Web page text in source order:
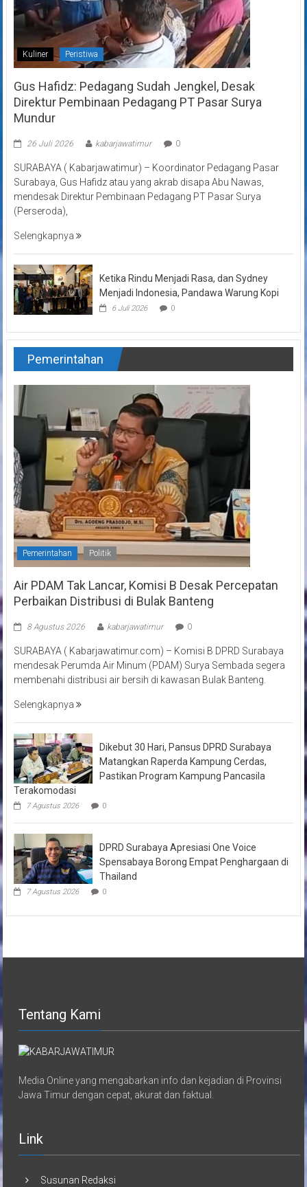
Kuliner Peristiwa
Gus Hafidz: Pedagang Sudah Jengkel, Desak
Direktur Pembinaan Pedagang PT Pasar Surya
Mundur
26 Juli 2026 kabarjawatimur 0
SURABAYA ( Kabarjawatimur) – Koordinator Pedagang Pasar
Surabaya, Gus Hafidz atau yang akrab disapa Abu Nawas,
mendesak Direktur Pembinaan Pedagang PT Pasar Surya
(Perseroda),
Selengkapnya
Ketika Rindu Menjadi Rasa, dan Sydney
Menjadi Indonesia, Pandawa Warung Kopi
6 Juli 2026 0
Pemerintahan
Pemerintahan Politik
Air PDAM Tak Lancar, Komisi B Desak Percepatan
Perbaikan Distribusi di Bulak Banteng
8 Agustus 2026 kabarjawatimur 0
SURABAYA ( Kabarjawatimur.com) – Komisi B DPRD Surabaya
mendesak Perumda Air Minum (PDAM) Surya Sembada segera
membenahi distribusi air bersih di kawasan Bulak Banteng.
Selengkapnya
Dikebut 30 Hari, Pansus DPRD Surabaya
Matangkan Raperda Kampung Cerdas,
Pastikan Program Kampung Pancasila
Terakomodasi
7 Agustus 2026 0
DPRD Surabaya Apresiasi One Voice
Spensabaya Borong Empat Penghargaan di
Thailand
7 Agustus 2026 0
Tentang Kami
Media Online yang mengabarkan info dan kejadian di Provinsi
Jawa Timur dengan cepat, akurat dan faktual.
Link
Susunan Redaksi